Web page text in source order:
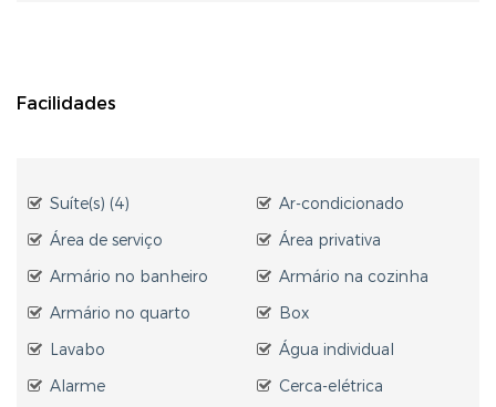
Facilidades
Suíte(s) (4)
Ar-condicionado
Área de serviço
Área privativa
Armário no banheiro
Armário na cozinha
Armário no quarto
Box
Lavabo
Água individual
Alarme
Cerca-elétrica